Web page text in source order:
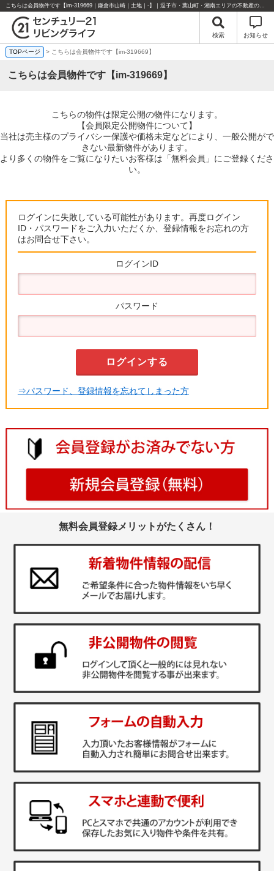
こちらは会員物件です【im-319669｜鎌倉市山崎｜土地｜-】｜逗子市・葉山町・湘南エリアの不動産のことならセンチュリー21リビングライフにお任せください！
検索 お知らせ
TOPページ > こちらは会員物件です【im-319669】
こちらは会員物件です【im-319669】
こちらの物件は限定公開の物件になります。
【会員限定公開物件について】
当社は売主様のプライバシー保護や価格未定などにより、一般公開がで
きない最新物件があります。
より多くの物件をご覧になりたいお客様は「無料会員」にご登録くださ
い。
ログインに失敗している可能性があります。再度ログイン
ID・パスワードをご入力いただくか、登録情報をお忘れの方
はお問合せ下さい。
ログインID
パスワード
⇒パスワード、登録情報を忘れてしまった方
無料会員登録メリットがたくさん！